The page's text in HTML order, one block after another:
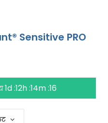
Sensitive PRO
1d :12h :14m :15